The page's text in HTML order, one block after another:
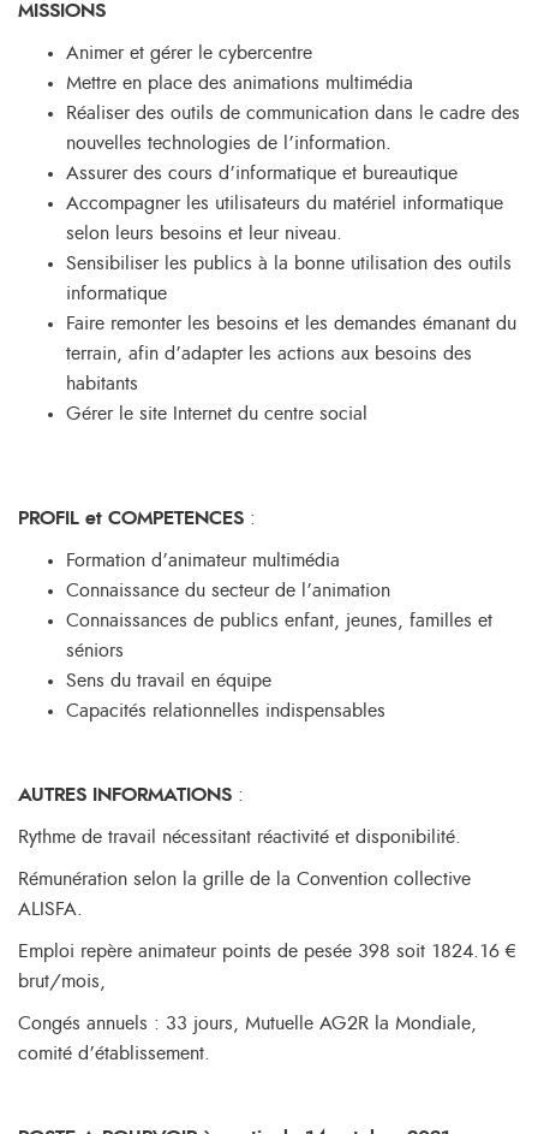
MISSIONS
Animer et gérer le cybercentre
Mettre en place des animations multimédia
Réaliser des outils de communication dans le cadre des
nouvelles technologies de l’information.
Assurer des cours d’informatique et bureautique
Accompagner les utilisateurs du matériel informatique
selon leurs besoins et leur niveau.
Sensibiliser les publics à la bonne utilisation des outils
informatique
Faire remonter les besoins et les demandes émanant du
terrain, afin d’adapter les actions aux besoins des
habitants
Gérer le site Internet du centre social
PROFIL et COMPETENCES :
Formation d’animateur multimédia
Connaissance du secteur de l’animation
Connaissances de publics enfant, jeunes, familles et
séniors
Sens du travail en équipe
Capacités relationnelles indispensables
AUTRES INFORMATIONS :
Rythme de travail nécessitant réactivité et disponibilité.
Rémunération selon la grille de la Convention collective
ALISFA.
Emploi repère animateur points de pesée 398 soit 1824.16 €
brut/mois,
Congés annuels : 33 jours, Mutuelle AG2R la Mondiale,
comité d’établissement.